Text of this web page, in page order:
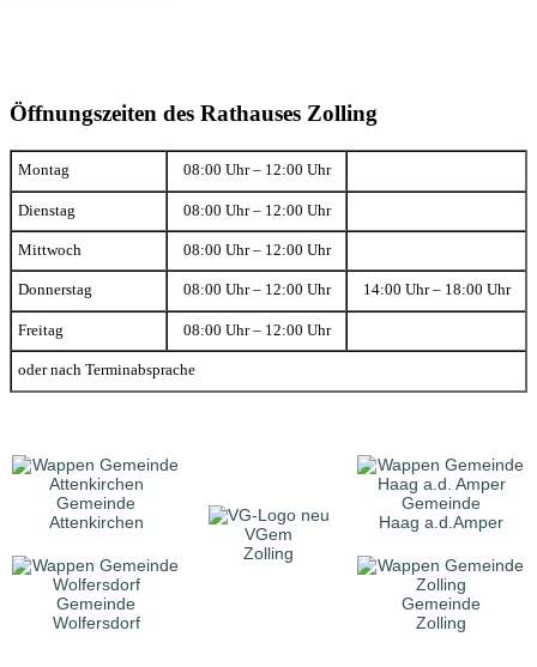
Öffnungszeiten des Rathauses Zolling
Montag 08:00 Uhr – 12:00 Uhr
Dienstag 08:00 Uhr – 12:00 Uhr
Mittwoch 08:00 Uhr – 12:00 Uhr
Donnerstag 08:00 Uhr – 12:00 Uhr 14:00 Uhr – 18:00 Uhr
Freitag 08:00 Uhr – 12:00 Uhr
oder nach Terminabsprache
Gemeinde
Attenkirchen
VGem
Zolling
Gemeinde
Haag a.d.Amper
Gemeinde
Wolfersdorf
Gemeinde
Zolling